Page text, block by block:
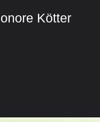
Kötter